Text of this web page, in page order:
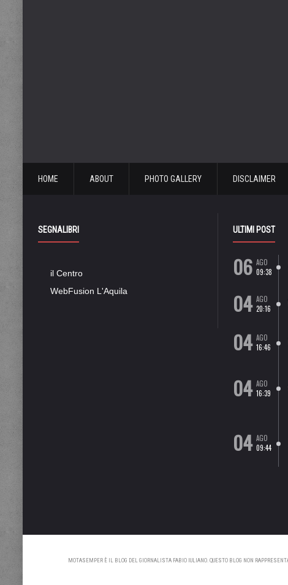
HOME ABOUT PHOTO GALLERY DISCLAIMER
SEGNALIBRI
il Centro
WebFusion L'Aquila
ULTIMI POST
06 AGO
09:38
04 AGO
20:16
04 AGO
16:46
04 AGO
16:39
04 AGO
09:44
MOTASEMPER È IL BLOG DEL GIORNALISTA FABIO IULIANO. QUESTO BLOG NON